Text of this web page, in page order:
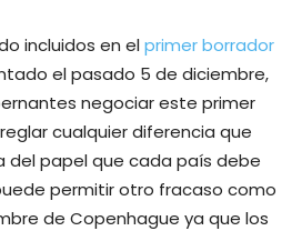
incluidos en elprimer borrador
el pasado 5 de diciembre,
negociar este primer
cualquier diferencia que
del papel que cada país debe
permitir otro fracaso como
de Copenhague ya que los